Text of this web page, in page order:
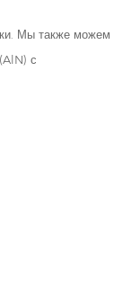
Мы также можем
с